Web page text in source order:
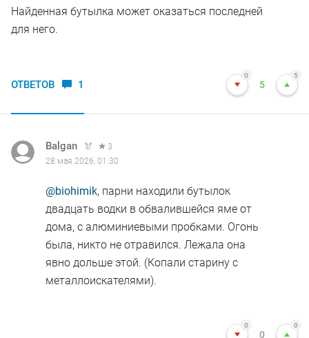
Найденная бутылка может оказаться последней
для него.
ОТВЕТОВ 1
0
5
5
Balgan
3
28 мая 2026, 01:30
@biohimik, парни находили бутылок
двадцать водки в обвалившейся яме от
дома, с алюминиевыми пробками. Огонь
была, никто не отравился. Лежала она
явно дольше этой. (Копали старину с
металлоискателями).
0
0
0